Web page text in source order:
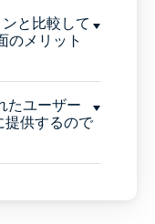
と比較して
メリット
ユーザー
提供するので